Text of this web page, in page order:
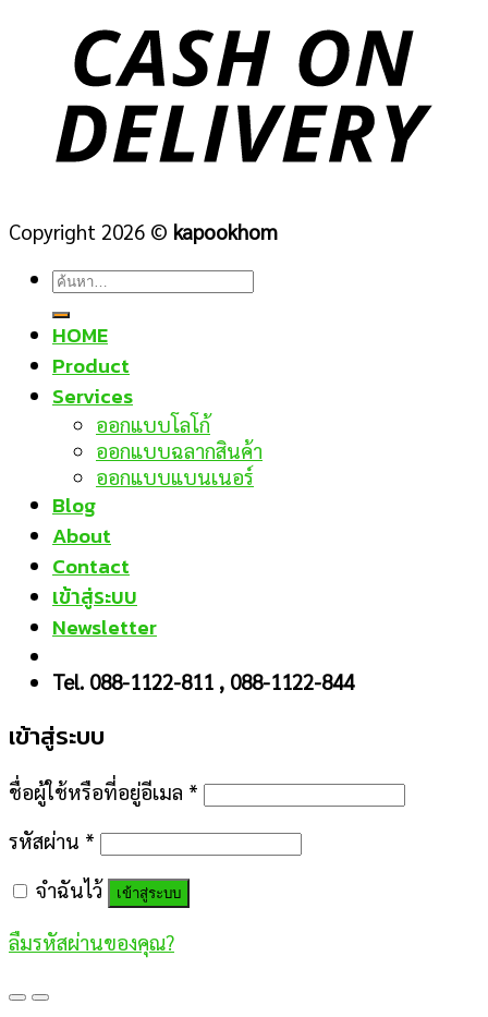
Copyright 2026 © kapookhom
ค้นหา:
HOME
Product
Services
ออกแบบโลโก้
ออกแบบฉลากสินค้า
ออกแบบแบนเนอร์
Blog
About
Contact
เข้าสู่ระบบ
Newsletter
Tel. 088-1122-811 , 088-1122-844
เข้าสู่ระบบ
ชื่อผู้ใช้หรือที่อยู่อีเมล *
รหัสผ่าน *
จำฉันไว้
เข้าสู่ระบบ
ลืมรหัสผ่านของคุณ?